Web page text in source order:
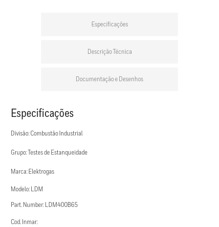
Especificações
Descrição Técnica
Documentação e Desenhos
Especificações
Divisão: Combustão Industrial
Grupo: Testes de Estanqueidade
Marca: Elektrogas
Modelo: LDM
Part. Number: LDM400B65
Cod. Inmar: